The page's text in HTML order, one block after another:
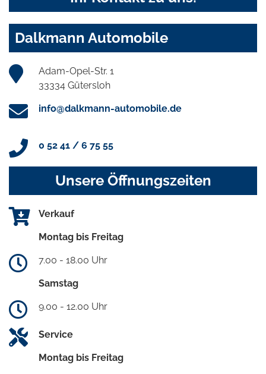
Dalkmann Automobile
Adam-Opel-Str. 1
33334 Gütersloh
info@dalkmann-automobile.de
0 52 41 / 6 75 55
Unsere Öffnungszeiten
Verkauf
Montag bis Freitag
7.00 - 18.00 Uhr
Samstag
9.00 - 12.00 Uhr
Service
Montag bis Freitag